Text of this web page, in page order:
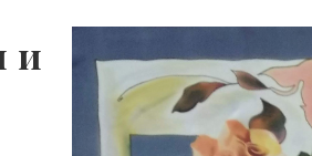
и